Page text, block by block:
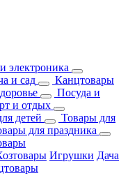
электроника
и сад
Канцтовары
Посуда и
и отдых
детей
Товары для
для праздника
Игрушки Дача